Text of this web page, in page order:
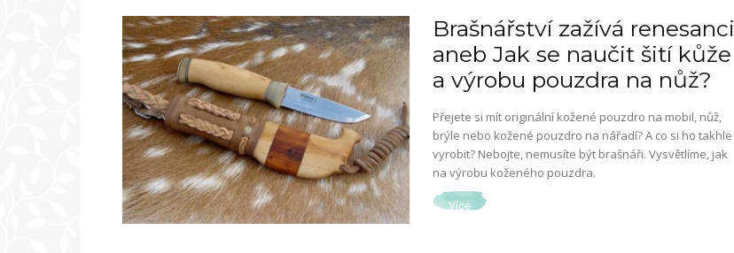
Brašnářství zažívá renesanci
aneb Jak se naučit šití kůže
a výrobu pouzdra na nůž?
Přejete si mít originální kožené pouzdro na mobil, nůž,
brýle nebo kožené pouzdro na nářadí? A co si ho takhle
vyrobit? Nebojte, nemusíte být brašnáři. Vysvětlíme, jak
na výrobu koženého pouzdra.
Více